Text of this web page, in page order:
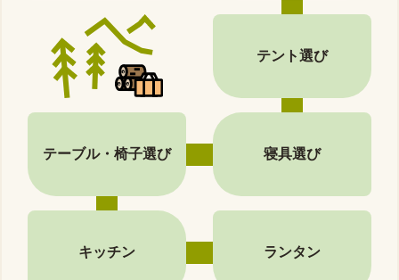
テント選び
テーブル・椅子選び 寝具選び
キッチン ランタン